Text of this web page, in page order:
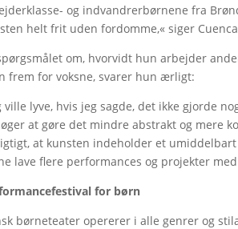
og indvandrerbørnene fra
helt frit uden fordomme,« siger
om, hvorvidt hun arbejder
frem for voksne, svarer hun ærligt:
ville lyve, hvis jeg sagde, det ikke gjorde
at gøre det mindre abstrakt og mere
at kunsten indeholder et
lave flere performances og projekter
for børn
børneteater opererer i alle genrer og